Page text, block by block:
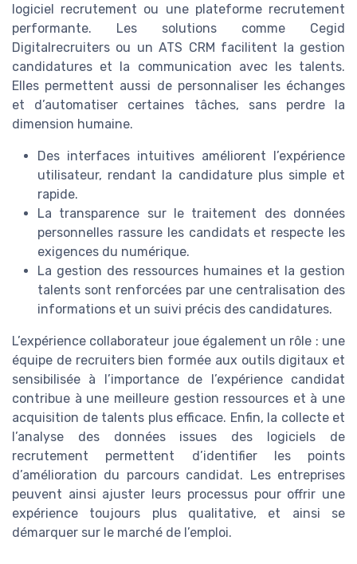
logiciel recrutement ou une plateforme recrutement
performante. Les solutions comme Cegid
Digitalrecruiters ou un ATS CRM facilitent la gestion
candidatures et la communication avec les talents.
Elles permettent aussi de personnaliser les échanges
et d’automatiser certaines tâches, sans perdre la
dimension humaine.
Des interfaces intuitives améliorent l’expérience
utilisateur, rendant la candidature plus simple et
rapide.
La transparence sur le traitement des données
personnelles rassure les candidats et respecte les
exigences du numérique.
La gestion des ressources humaines et la gestion
talents sont renforcées par une centralisation des
informations et un suivi précis des candidatures.
L’expérience collaborateur joue également un rôle : une
équipe de recruiters bien formée aux outils digitaux et
sensibilisée à l’importance de l’expérience candidat
contribue à une meilleure gestion ressources et à une
acquisition de talents plus efficace. Enfin, la collecte et
l’analyse des données issues des logiciels de
recrutement permettent d’identifier les points
d’amélioration du parcours candidat. Les entreprises
peuvent ainsi ajuster leurs processus pour offrir une
expérience toujours plus qualitative, et ainsi se
démarquer sur le marché de l’emploi.